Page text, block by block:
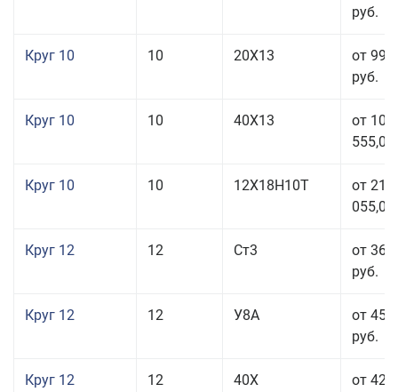
руб.
Круг 10 10 20Х13
от 99
руб.
Круг 10 10 40Х13
от 106
555,00
Круг 10 10 12Х18Н10Т
от 215
055,00
Круг 12 12 Ст3
от 36
руб.
Круг 12 12 У8А
от 45
руб.
Круг 12 12 40Х
от 42